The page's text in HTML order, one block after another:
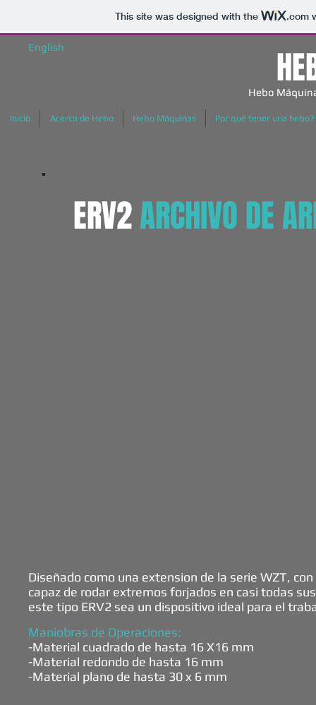
This site was designed with the .com
English
Hebo
Inicio Acerca de Hebo Hebo Máquinas Por qué tener una hebo?
ERV2ARCHIVO DE
Diseñado como una extension de la serie WZT,
capaz de rodar extremos forjados en casi todas
este tipo ERV2 sea un dispositivo ideal para el
Maniobras de Operaciones:
-Material cuadrado de hasta 16 X16 mm
-Material redondo de hasta 16 mm
-Material plano de hasta 30 x 6 mm